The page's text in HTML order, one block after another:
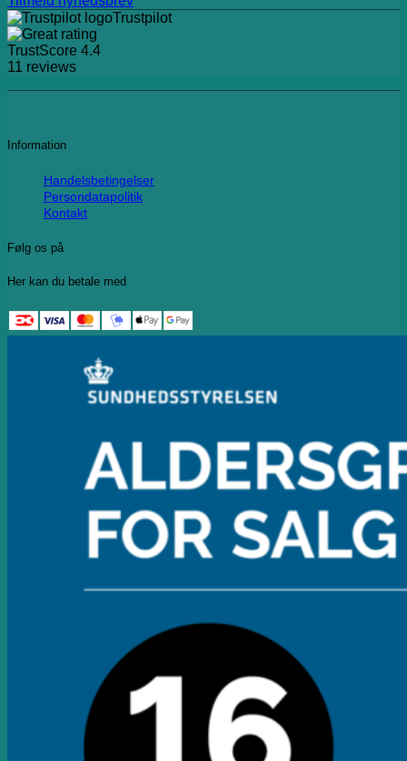
Trustpilot
TrustScore 4.4
11 reviews
Information
Handelsbetingelser
Persondatapolitik
Kontakt
Følg os på
Her kan du betale med